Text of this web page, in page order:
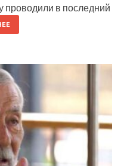
проводили в последний